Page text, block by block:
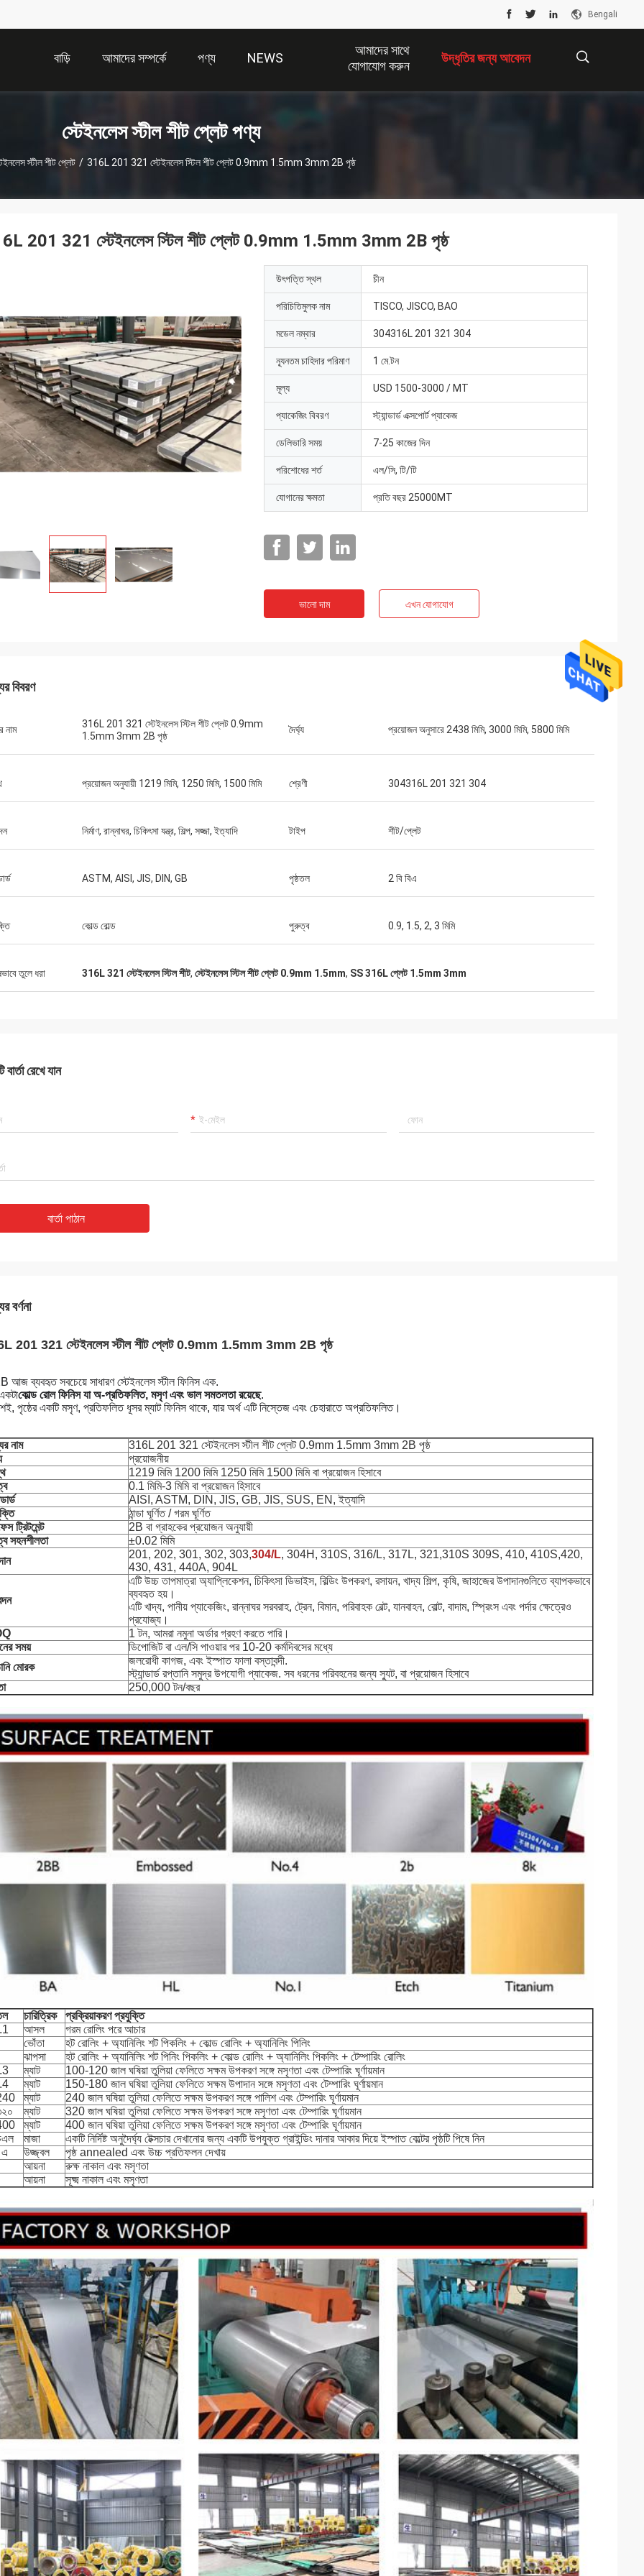
Bengali
বাড়ি আমাদের সম্পর্কে পণ্য NEWS
আমাদের সাথে
যোগাযোগ করুন
উদ্ধৃতির জন্য আবেদন
স্টেইনলেস স্টীল শীট প্লেট পণ্য
স্টীল শীট প্লেট / 316L 201 321 স্টেইনলেস স্টিল শীট প্লেট 0.9mm 1.5mm 3mm 2B পৃষ্ঠ
201 321 স্টেইনলেস স্টিল শীট প্লেট 0.9mm 1.5mm 3mm 2B পৃষ্ঠ
উৎপত্তি স্থল চীন
পরিচিতিমুলক নাম TISCO, JISCO, BAO
মডেল নম্বার 304316L 201 321 304
ন্যূনতম চাহিদার পরিমাণ 1 মে.টন
মূল্য USD 1500-3000 / MT
প্যাকেজিং বিবরণ স্ট্যান্ডার্ড এক্সপোর্ট প্যাকেজ
ডেলিভারি সময় 7-25 কাজের দিন
পরিশোধের শর্ত এল/সি, টি/টি
যোগানের ক্ষমতা প্রতি বছর 25000MT
ভালো দাম এখন যোগাযোগ
বিবরণ
নাম
316L 201 321 স্টেইনলেস স্টিল শীট প্লেট 0.9mm
1.5mm 3mm 2B পৃষ্ঠ
দৈর্ঘ্য প্রয়োজন অনুসারে 2438 মিমি, 3000 মিমি, 5800 মিমি
প্রয়োজন অনুযায়ী 1219 মিমি, 1250 মিমি, 1500 মিমি শ্রেণী 304316L 201 321 304
নির্মাণ, রান্নাঘর, চিকিৎসা যন্ত্র, শিল্প, সজ্জা, ইত্যাদি টাইপ শীট/প্লেট
ASTM, AISI, JIS, DIN, GB পৃষ্ঠতল 2 বি বিএ
কোল্ড রোল্ড পুরুত্ব 0.9, 1.5, 2, 3 মিমি
তুলে ধরা 316L 321 স্টেইনলেস স্টিল শীট, স্টেইনলেস স্টিল শীট প্লেট 0.9mm 1.5mm, SS 316L প্লেট 1.5mm 3mm
বার্তা রেখে যান
বার্তা পাঠান
বর্ণনা
201 321 স্টেইনলেস স্টীল শীট প্লেট 0.9mm 1.5mm 3mm 2B পৃষ্ঠ
আজ ব্যবহৃত সবচেয়ে সাধারণ স্টেইনলেস স্টীল ফিনিস এক.
কোল্ড রোল ফিনিস যা অ-প্রতিফলিত, মসৃণ এবং ভাল সমতলতা রয়েছে.
পৃষ্ঠের একটি মসৃণ, প্রতিফলিত ধূসর ম্যাট ফিনিস থাকে, যার অর্থ এটি নিস্তেজ এবং চেহারাতে অপ্রতিফলিত।
নাম
316L 201 321 স্টেইনলেস স্টীল শীট প্লেট 0.9mm 1.5mm 3mm 2B পৃষ্ঠ
প্রয়োজনীয়
1219 মিমি 1200 মিমি 1250 মিমি 1500 মিমি বা প্রয়োজন হিসাবে
0.1 মিমি-3 মিমি বা প্রয়োজন হিসাবে
AISI, ASTM, DIN, JIS, GB, JIS, SUS, EN, ইত্যাদি
ঠান্ডা ঘূর্ণিত / গরম ঘূর্ণিত
ট্রিটমেন্ট
2B বা গ্রাহকের প্রয়োজন অনুযায়ী
সহনশীলতা
±0.02 মিমি
201, 202, 301, 302, 303,304/L, 304H, 310S, 316/L, 317L, 321,310S 309S, 410, 410S,420,
430, 431, 440A, 904L
এটি উচ্চ তাপমাত্রা অ্যাপ্লিকেশন, চিকিৎসা ডিভাইস, বিল্ডিং উপকরণ, রসায়ন, খাদ্য শিল্প, কৃষি, জাহাজের উপাদানগুলিতে ব্যাপকভাবে
ব্যবহৃত হয়।
এটি খাদ্য, পানীয় প্যাকেজিং, রান্নাঘর সরবরাহ, ট্রেন, বিমান, পরিবাহক বেল্ট, যানবাহন, বোল্ট, বাদাম, স্প্রিংস এবং পর্দার ক্ষেত্রেও
প্রযোজ্য।
1 টন, আমরা নমুনা অর্ডার গ্রহণ করতে পারি।
সময়
ডিপোজিট বা এল/সি পাওয়ার পর 10-20 কর্মদিবসের মধ্যে
মোরক
জলরোধী কাগজ, এবং ইস্পাত ফালা বস্তাবন্দী.
স্ট্যান্ডার্ড রপ্তানি সমুদ্র উপযোগী প্যাকেজ. সব ধরনের পরিবহনের জন্য স্যুট, বা প্রয়োজন হিসাবে
250,000 টন/বছর
চারিত্রিক
প্রক্রিয়াকরণ প্রযুক্তি
আসল
গরম রোলিং পরে আচার
ভোঁতা
হট রোলিং + অ্যানিলিং শট পিকলিং + কোল্ড রোলিং + অ্যানিলিং পিলিং
ঝাপসা
হট রোলিং + অ্যানিলিং শট পিনিং পিকলিং + কোল্ড রোলিং + অ্যানিলিং পিকলিং + টেম্পারিং রোলিং
ম্যাট
100-120 জাল ঘষিয়া তুলিয়া ফেলিতে সক্ষম উপকরণ সঙ্গে মসৃণতা এবং টেম্পারিং ঘূর্ণায়মান
ম্যাট
150-180 জাল ঘষিয়া তুলিয়া ফেলিতে সক্ষম উপাদান সঙ্গে মসৃণতা এবং টেম্পারিং ঘূর্ণায়মান
ম্যাট
240 জাল ঘষিয়া তুলিয়া ফেলিতে সক্ষম উপকরণ সঙ্গে পালিশ এবং টেম্পারিং ঘূর্ণায়মান
ম্যাট
320 জাল ঘষিয়া তুলিয়া ফেলিতে সক্ষম উপকরণ সঙ্গে মসৃণতা এবং টেম্পারিং ঘূর্ণায়মান
ম্যাট
400 জাল ঘষিয়া তুলিয়া ফেলিতে সক্ষম উপকরণ সঙ্গে মসৃণতা এবং টেম্পারিং ঘূর্ণায়মান
মাজা
একটি নির্দিষ্ট অনুদৈর্ঘ্য টেক্সচার দেখানোর জন্য একটি উপযুক্ত গ্রাইন্ডিং দানার আকার দিয়ে ইস্পাত বেল্টের পৃষ্ঠটি পিষে নিন
এ
উজ্জ্বল
পৃষ্ঠ annealed এবং উচ্চ প্রতিফলন দেখায়
আয়না
রুক্ষ নাকাল এবং মসৃণতা
আয়না সূক্ষ্ম নাকাল এবং মসৃণতা